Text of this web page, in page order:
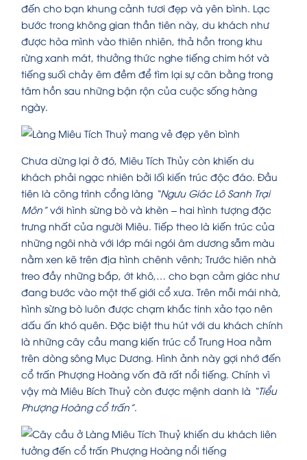
đến cho bạn khung cảnh tươi đẹp và yên bình. Lạc
bước trong không gian thần tiên này, du khách như
được hòa mình vào thiên nhiên, thả hồn trong khu
rừng xanh mát, thưởng thức nghe tiếng chim hót và
tiếng suối chảy êm đềm để tìm lại sự cân bằng trong
tâm hồn sau những bận rộn của cuộc sống hàng
ngày.
Chưa dừng lại ở đó, Miêu Tích Thủy còn khiến du
khách phải ngạc nhiên bởi lối kiến trúc độc đáo. Đầu
tiên là công trình cổng làng “Ngưu Giác Lô Sanh Trại
Môn”với hình sừng bò và khèn – hai hình tượng đặc
trưng nhất của người Miêu. Tiếp theo là kiến trúc của
những ngôi nhà với lớp mái ngói âm dương sẫm màu
nằm xen kẽ trên địa hình chênh vênh; Trước hiên nhà
treo đầy những bắp, ớt khô,… cho bạn cảm giác như
đang bước vào một thế giới cổ xưa. Trên mỗi mái nhà,
hình sừng bò luôn được chạm khắc tinh xảo tạo nên
dấu ấn khó quên. Đặc biệt thu hút với du khách chính
là những cây cầu mang kiến trúc cổ Trung Hoa nằm
trên dòng sông Mục Dương. Hình ảnh này gợi nhớ đến
cổ trấn Phượng Hoàng vốn đã rất nổi tiếng. Chính vì
vậy mà Miêu Bích Thuỷ còn được mệnh danh là “Tiểu
Phượng Hoàng cổ trấn”.